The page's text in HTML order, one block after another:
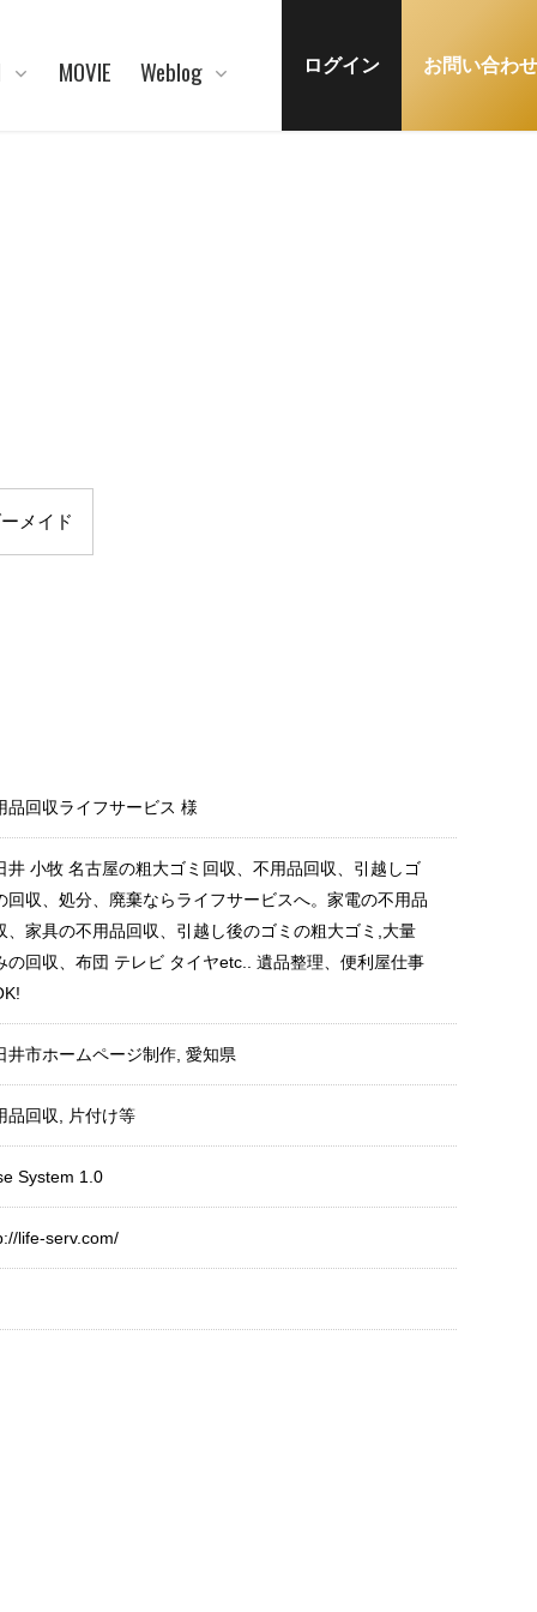
MOVIE Weblog ログイン お問い合わせ
メイド
品回収ライフサービス 様
井 小牧 名古屋の粗大ゴミ回収、不用品回収、引越しゴ
回収、処分、廃棄ならライフサービスへ。家電の不用品
、家具の不用品回収、引越し後のゴミの粗大ゴミ,大量
の回収、布団 テレビ タイヤetc.. 遺品整理、便利屋仕事
井市ホームページ制作 ,愛知県
品回収 片付け等
System 1.0
life-serv.com/